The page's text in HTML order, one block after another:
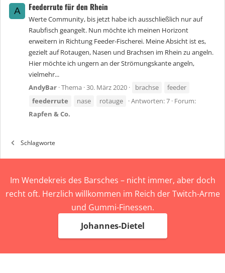
A Feederrute für den Rhein
Werte Community, bis jetzt habe ich ausschließlich nur auf
Raubfisch geangelt. Nun möchte ich meinen Horizont
erweitern in Richtung Feeder-Fischerei. Meine Absicht ist es,
gezielt auf Rotaugen, Nasen und Brachsen im Rhein zu angeln.
Hier möchte ich ungern an der Strömungskante angeln,
vielmehr...
AndyBar Thema 30. März 2020 brachse
feeder
feederrute
nase rotauge Antworten: 7 Forum:
Rapfen & Co.
Schlagworte
Im Wendekreis des Barsches – nicht immer, aber doch
recht oft. Herzlich willkommen im Reich der Twitch-Arme
und Gummi-Finessen.
Johannes-Dietel